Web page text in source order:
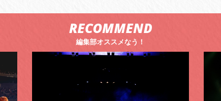
RECOMMEND
編集部オススメなう！